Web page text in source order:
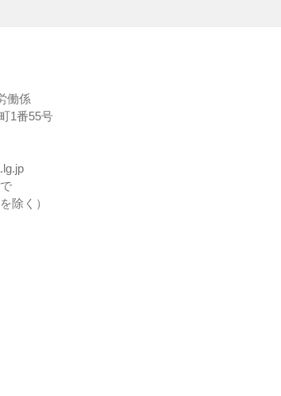
働係
1番55号
除く）